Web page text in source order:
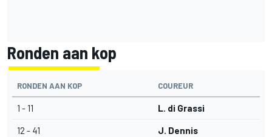
Ronden aan kop
RONDEN AAN KOP COUREUR
1 - 11 L. di Grassi
12 - 41 J. Dennis